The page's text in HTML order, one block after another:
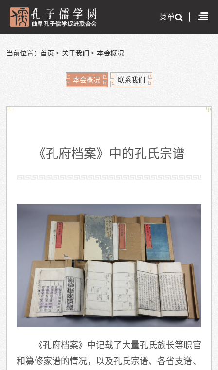
菜单
当前位置：首页 > 关于我们 >本会概况
本会概况 联系我们
《孔府档案》中的孔氏宗谱
《孔府档案》中记载了大量孔氏族长等职官
和纂修家谱的情况，以及孔氏宗谱、各省支谱、